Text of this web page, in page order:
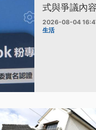
式與爭議內
2026-08-04
生活